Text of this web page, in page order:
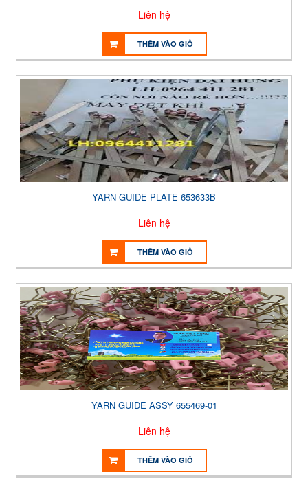
Liên hệ
THÊM VÀO GIỎ
YARN GUIDE PLATE 653633B
Liên hệ
THÊM VÀO GIỎ
YARN GUIDE ASSY 655469-01
Liên hệ
THÊM VÀO GIỎ